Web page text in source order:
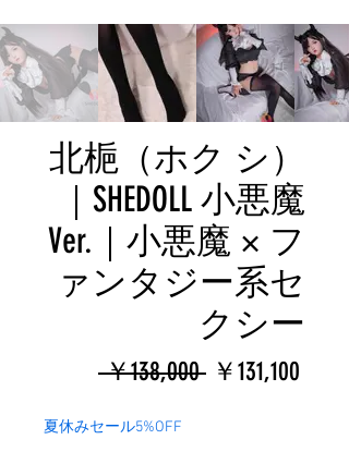
北梔（ホク シ）
｜SHEDOLL 小悪魔
Ver.｜小悪魔 × フ
ァンタジー系セ
クシー
￥138,000 通￥131,100
夏休みセール5%OFF